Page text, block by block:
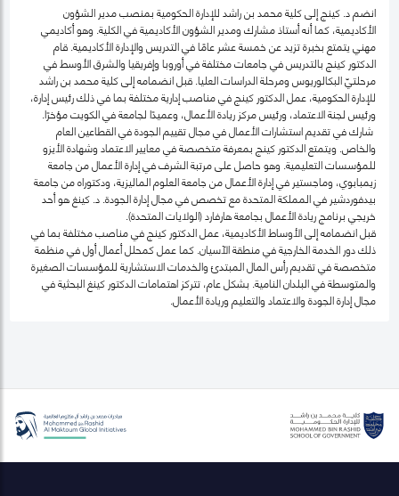
انضم د. كينج إلى كلية محمد بن راشد للإدارة الحكومية بمنصب مدير الشؤون
الأكاديمية، كما أنه أستاذ مشارك ومدير الشؤون الأكاديمية في الكلية. وهو أكاديمي
مهني يتمتع بخبرة تزيد عن خمسة عشر عامًا في التدريس والإدارة الأكاديمية. قام
الدكتور كينج بالتدريس في جامعات مختلفة في أوروبا وإفريقيا والشرق الأوسط في
مرحلتيّ البكالوريوس ومرحلة الدراسات العليا. قبل انضمامه إلى كلية محمد بن راشد
للإدارة الحكومية، عمل الدكتور كينج في مناصب إدارية مختلفة بما في ذلك رئيس إدارة،
ورئيس لجنة الاعتماد، ورئيس مركز ريادة الأعمال، وعميدًا لجامعة في الكويت مؤخرًا.
شارك في تقديم استشارات الأعمال في مجال تقييم الجودة في القطاعين العام
والخاص. ويتمتع الدكتور كينج بمعرفة متخصصة في معايير الاعتماد وشهادة الأيزو
للمؤسسات التعليمية. وهو حاصل على مرتبة الشرف في إدارة الأعمال من جامعة
زيمبابوي، وماجستير في إدارة الأعمال من جامعة العلوم الماليزية، ودكتوراه من جامعة
بيدفوردشير في المملكة المتحدة مع تخصص في مجال إدارة الجودة. د. كينغ هو أحد
خريجي برنامج ريادة الأعمال بجامعة هارفارد (الولايات المتحدة).
قبل انضمامه إلى الأوساط الأكاديمية، عمل الدكتور كينج في مناصب مختلفة بما في
ذلك دور الخدمة الخارجية في منطقة الآسيان. كما عمل كمحلل أعمال أول في منظمة
متخصصة في تقديم رأس المال المبتدئ والخدمات الاستشارية للمؤسسات الصغيرة
والمتوسطة في البلدان النامية. بشكل عام، تتركز اهتمامات الدكتور كينغ البحثية في
مجال إدارة الجودة والاعتماد والتعليم وريادة الأعمال.